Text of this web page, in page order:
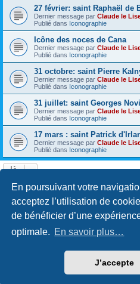
En poursuivant votre
acceptez l’utilisation de
de bénéficier d’une
optimale. En savoir plus…
J’accepte
27 février: saint Raphaël de
Dernier message par Claude le
Publié dans Iconographie
Icône des noces de Cana
Dernier message par Claude le
Publié dans Iconographie
31 octobre: saint Pierre
Dernier message par Claude le
Publié dans Iconographie
31 juillet: saint Georges
Dernier message par Claude le
Publié dans Iconographie
17 mars : saint Patrick
Dernier message par Claude le
Publié dans Iconographie
Page1sur20
3
phpBB® Forum